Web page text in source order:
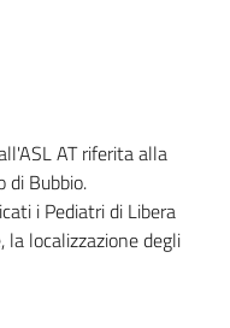
AT riferita alla
di Bubbio.
i Pediatri di Libera
localizzazione degli